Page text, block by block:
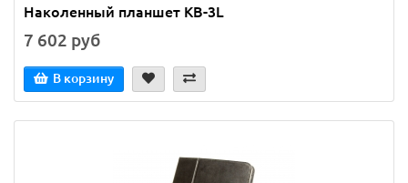
Наколенный планшет KB-3L
7 602 руб
В корзину